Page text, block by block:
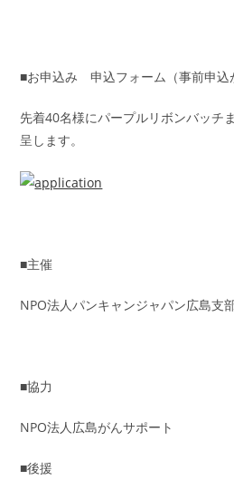
■お申込み 申込フォーム（事前申込
先着40名様にパープルリボンバッチ
呈します。
■主催
NPO法人パンキャンジャパン広島支
■協力
NPO法人広島がんサポート
■後援